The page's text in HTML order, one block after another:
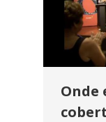
Onde